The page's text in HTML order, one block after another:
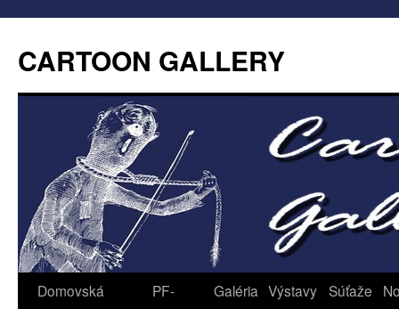
CARTOON GALLERY
Domovská
PF-
Galéria Výstavy Súťaže